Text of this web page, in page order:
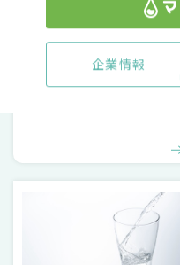
ウォーターサーバー百科事典
医師監修｜脱水症予防法
意したいシーンも…
企業情報